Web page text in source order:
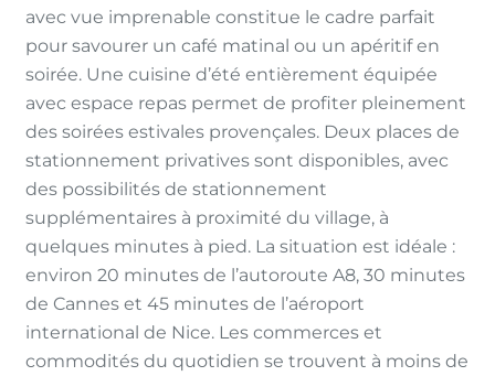
avec vue imprenable constitue le cadre parfait
pour savourer un café matinal ou un apéritif en
soirée. Une cuisine d’été entièrement équipée
avec espace repas permet de profiter pleinement
des soirées estivales provençales. Deux places de
stationnement privatives sont disponibles, avec
des possibilités de stationnement
supplémentaires à proximité du village, à
quelques minutes à pied. La situation est idéale :
environ 20 minutes de l’autoroute A8, 30 minutes
de Cannes et 45 minutes de l’aéroport
international de Nice. Les commerces et
commodités du quotidien se trouvent à moins de